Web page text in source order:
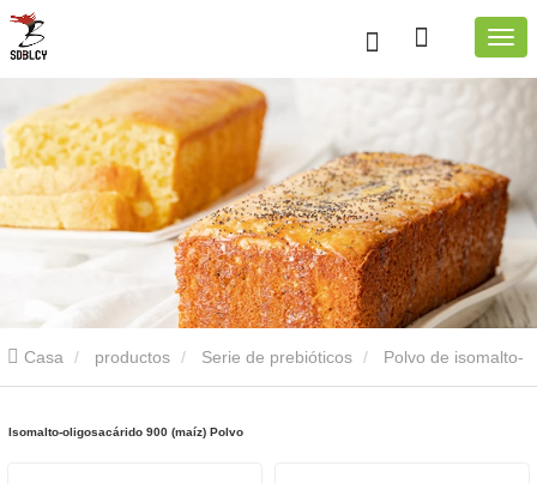
Casa productos Serie de prebióticos Polvo de isomalto-
Isomalto-oligosacárido 900 (maíz) Polvo